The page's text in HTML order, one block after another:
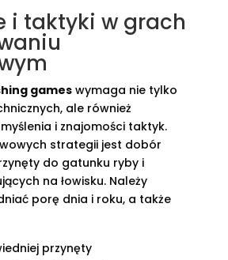
i taktyki w grach
gameswymaga nie tylko
ale również
i znajomości taktyk.
strategii jest dobór
do gatunku ryby i
na łowisku. Należy
porę dnia i roku, a także
przynęty